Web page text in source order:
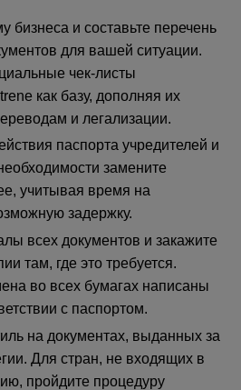
бизнеса и составьте перечень
для вашей ситуации.
чек-листы
как базу, дополняя их
и легализации.
паспорта учредителей и
замените
учитывая время на
задержку.
всех документов и закажите
там, где это требуется.
во всех бумагах написаны
с паспортом.
на документах, выданных за
Для стран, не входящих в
пройдите процедуру